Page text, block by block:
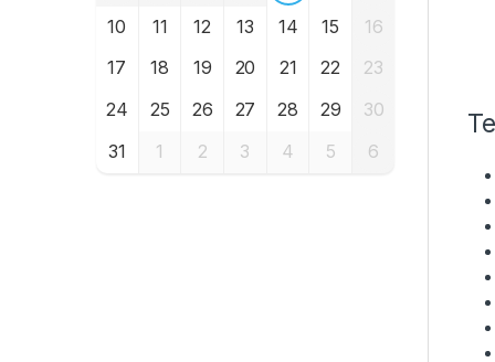
10
11 12 13 14 15
16
17
18 19 20 21 22
23
24
25 26 27 28 29
30
31
1 2 3 4 5 6